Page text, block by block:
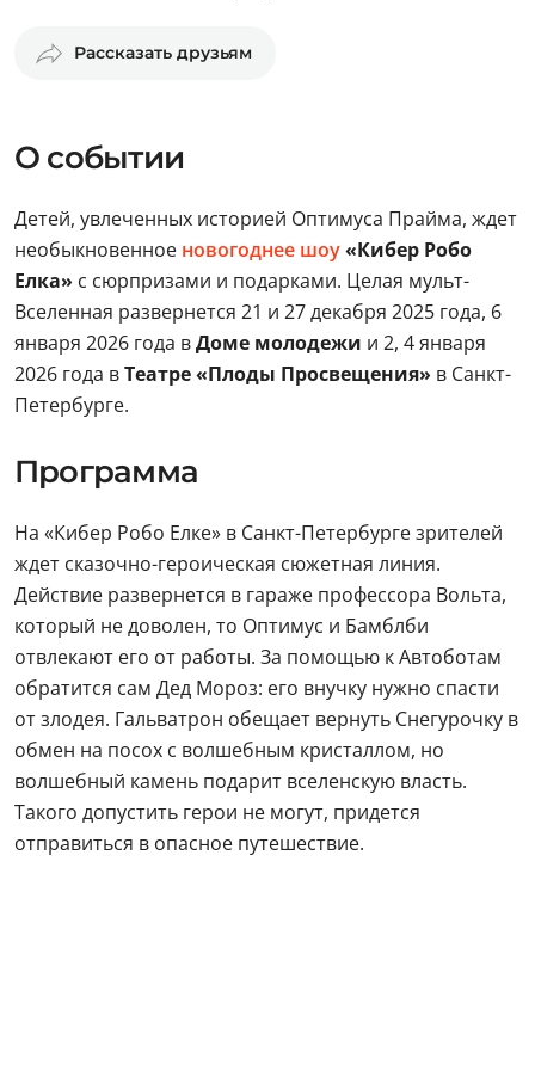
Рассказать друзьям
О событии
Детей, увлеченных историей Оптимуса Прайма, ждет
необыкновенное новогоднее шоу«Кибер Робо
Елка» с сюрпризами и подарками. Целая мульт-
Вселенная развернется 21 и 27 декабря 2025 года, 6
января 2026 года вДоме молодежи и 2, 4 января
2026 года вТеатре «Плоды Просвещения» в Санкт-
Петербурге.
Программа
На «Кибер Робо Елке» в Санкт-Петербурге зрителей
ждет сказочно-героическая сюжетная линия.
Действие развернется в гараже профессора Вольта,
который не доволен, то Оптимус и Бамблби
отвлекают его от работы. За помощью к Автоботам
обратится сам Дед Мороз: его внучку нужно спасти
от злодея. Гальватрон обещает вернуть Снегурочку в
обмен на посох с волшебным кристаллом, но
волшебный камень подарит вселенскую власть.
Такого допустить герои не могут, придется
отправиться в опасное путешествие.